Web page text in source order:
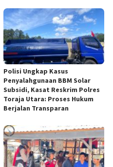
Polisi Ungkap Kasus
Penyalahgunaan BBM Solar
Subsidi, Kasat Reskrim Polres
Toraja Utara: Proses Hukum
Berjalan Transparan